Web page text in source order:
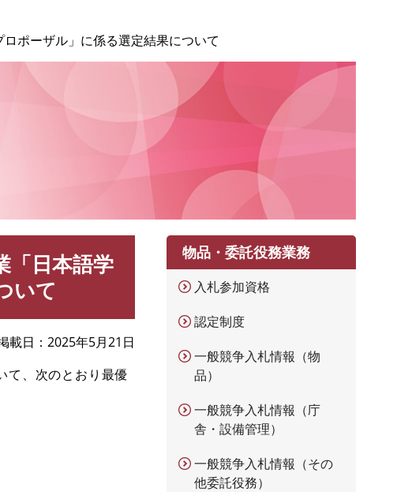
ポーザル」に係る選定結果について
「日本語学
いて
載日
2025年5月21日
て、次のとおり最優
物品・委託役務業務
入札参加資格
認定制度
一般競争入札情報（物
品）
一般競争入札情報（庁
舎・設備管理）
一般競争入札情報（その
他委託役務）